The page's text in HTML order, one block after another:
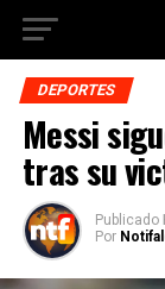
DEPORTES
Messi
tras su
Publicado
Por